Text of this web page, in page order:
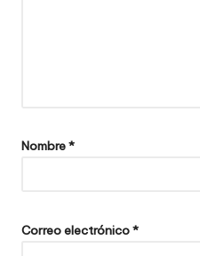
Nombre*
Correo electrónico*